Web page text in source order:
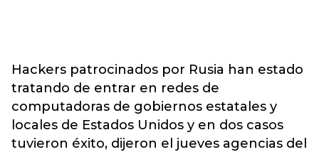
Hackers patrocinados por Rusia han estado
tratando de entrar en redes de
computadoras de gobiernos estatales y
locales de Estados Unidos y en dos casos
tuvieron éxito, dijeron el jueves agencias del